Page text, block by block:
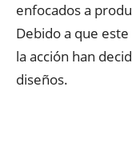
enfocados a
Debido a que
la acción han
diseños.